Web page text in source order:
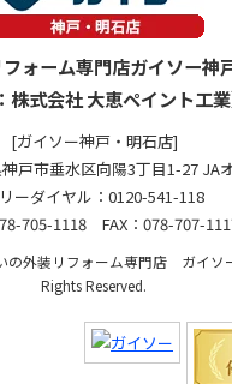
ォーム専門店ガイソー神
株式会社 大恵ペイント工業
[ガイソー神戸・明石店]
戸市垂水区向陽3丁目1-27 JA
ーダイヤル：0120-541-118
705-1118 FAX：078-707-
外装リフォーム専門店 ガイソ
Rights Reserved.